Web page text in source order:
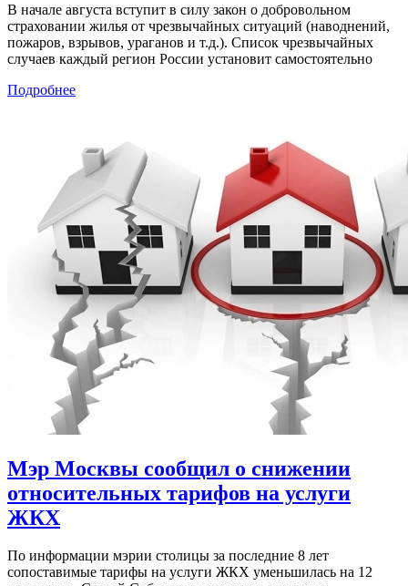
В начале августа вступит в силу закон о добровольном
страховании жилья от чрезвычайных ситуаций (наводнений,
пожаров, взрывов, ураганов и т.д.). Список чрезвычайных
случаев каждый регион России установит самостоятельно
Подробнее
Мэр Москвы сообщил о снижении
относительных тарифов на услуги
ЖКХ
По информации мэрии столицы за последние 8 лет
сопоставимые тарифы на услуги ЖКХ уменьшилась на 12